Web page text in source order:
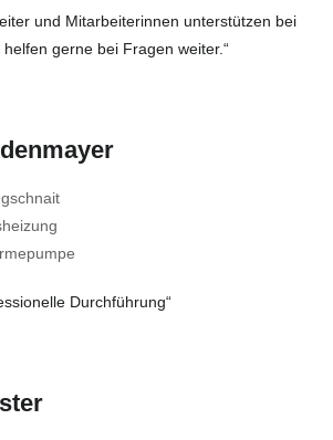
und Mitarbeiterinnen unterstützen bei
gerne bei Fragen weiter.“
Durchführung“